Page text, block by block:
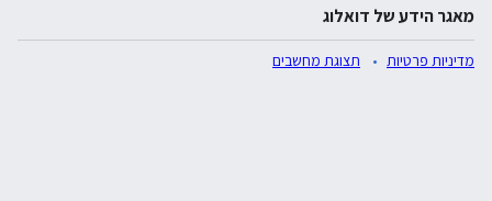
מאגר הידע של דואלוג
מדיניות פרטיות תצוגת מחשבים